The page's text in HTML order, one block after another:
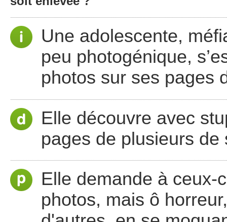
Une adolescente,
peu photogénique,
photos sur ses pages
Elle découvre avec
pages de plusieurs de
Elle demande à ceux-
photos, mais ô